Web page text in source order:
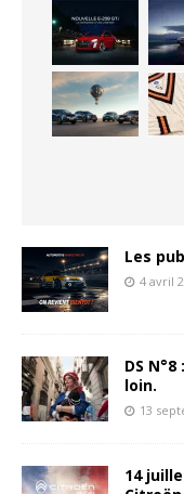
Les
4 avril
DS
loin.
13
14